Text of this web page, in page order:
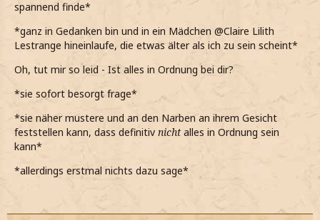
spannend finde*
*ganz in Gedanken bin und in ein Mädchen @Claire Lilith
Lestrange hineinlaufe, die etwas älter als ich zu sein scheint*
Oh, tut mir so leid - Ist alles in Ordnung bei dir?
*sie sofort besorgt frage*
*sie näher mustere und an den Narben an ihrem Gesicht
feststellen kann, dass definitiv nicht alles in Ordnung sein
kann*
*allerdings erstmal nichts dazu sage*